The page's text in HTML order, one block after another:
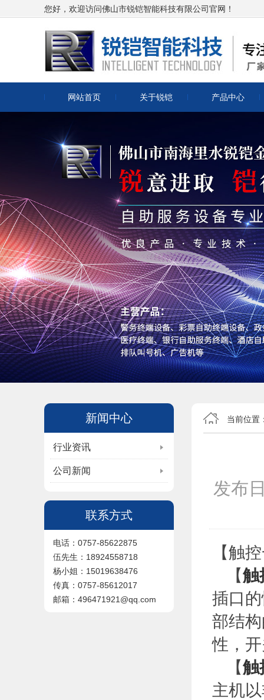
您好，欢迎访问佛山市锐铠智能科技有限公司官网！
网站首页 关于锐铠 产品中心
新闻中心
行业资讯
公司新闻
联系方式
电话：0757-85622875
伍先生：18924558718
杨小姐：15019638476
传真：0757-85612017
邮箱：496471921@qq.com
当前位置
发布
【触
【触
插口
部结
性，
【触
主机